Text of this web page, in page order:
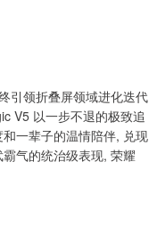
领折叠屏领域进化迭代
V5 以一步不退的极致追
一辈子的温情陪伴, 兑现
气的统治级表现, 荣耀